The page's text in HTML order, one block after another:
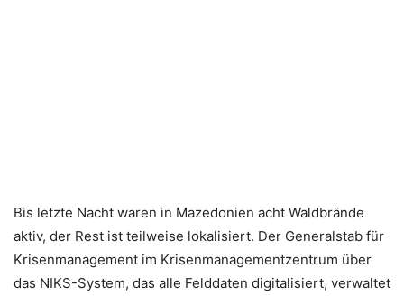
Bis letzte Nacht waren in Mazedonien acht Waldbrände
aktiv, der Rest ist teilweise lokalisiert. Der Generalstab für
Krisenmanagement im Krisenmanagementzentrum über
das NIKS-System, das alle Felddaten digitalisiert, verwaltet